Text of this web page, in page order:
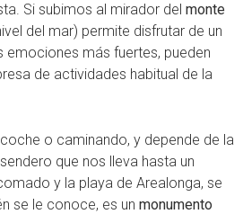
Si subimos al mirador del monte
del mar) permite disfrutar de un
emociones más fuertes, pueden
de actividades habitual de la
o caminando, y depende de la
que nos lleva hasta un
y la playa de Arealonga, se
se le conoce, es un monumento